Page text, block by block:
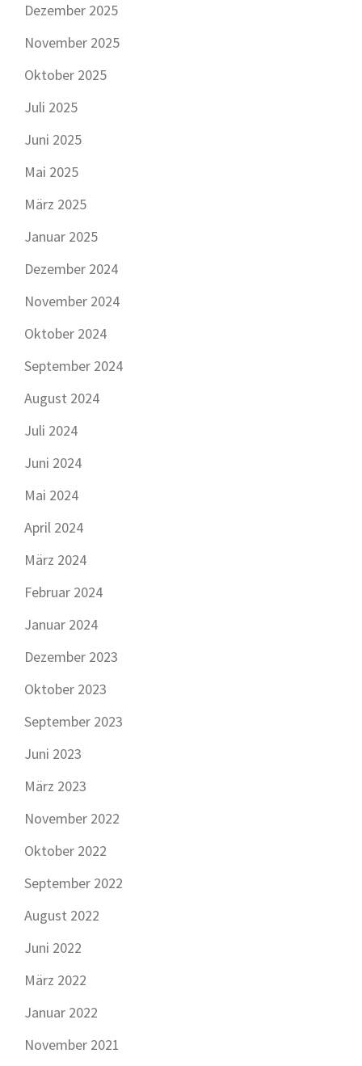
Dezember 2025
November 2025
Oktober 2025
Juli 2025
Juni 2025
Mai 2025
März 2025
Januar 2025
Dezember 2024
November 2024
Oktober 2024
September 2024
August 2024
Juli 2024
Juni 2024
Mai 2024
April 2024
März 2024
Februar 2024
Januar 2024
Dezember 2023
Oktober 2023
September 2023
Juni 2023
März 2023
November 2022
Oktober 2022
September 2022
August 2022
Juni 2022
März 2022
Januar 2022
November 2021